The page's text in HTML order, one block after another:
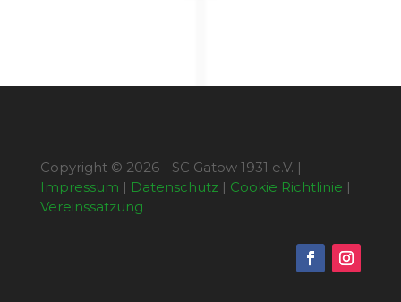
Copyright © 2026 - SC Gatow 1931 e.V. |
Impressum | Datenschutz| Cookie Richtlinie |
Vereinssatzung